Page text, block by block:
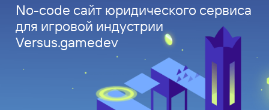
No-code сайт юридического сервиса
для игровой индустрии
Versus.gamedev